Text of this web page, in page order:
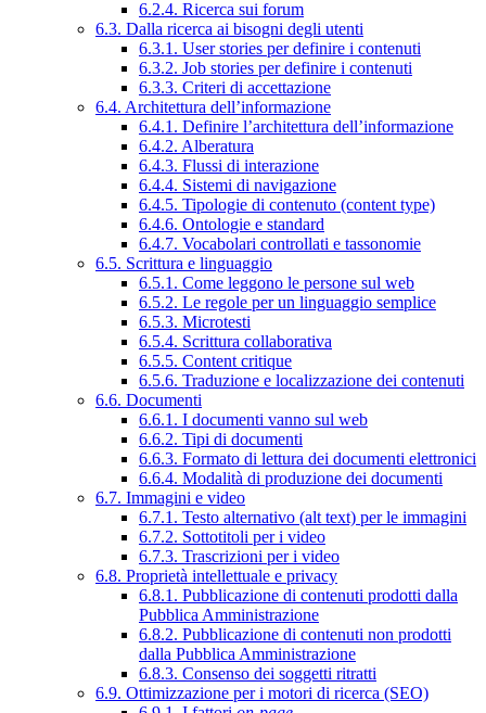
6.2.4. Ricerca sui forum
6.3. Dalla ricerca ai bisogni degli utenti
6.3.1. User stories per definire i contenuti
6.3.2. Job stories per definire i contenuti
6.3.3. Criteri di accettazione
6.4. Architettura dell’informazione
6.4.1. Definire l’architettura dell’informazione
6.4.2. Alberatura
6.4.3. Flussi di interazione
6.4.4. Sistemi di navigazione
6.4.5. Tipologie di contenuto (content type)
6.4.6. Ontologie e standard
6.4.7. Vocabolari controllati e tassonomie
6.5. Scrittura e linguaggio
6.5.1. Come leggono le persone sul web
6.5.2. Le regole per un linguaggio semplice
6.5.3. Microtesti
6.5.4. Scrittura collaborativa
6.5.5. Content critique
6.5.6. Traduzione e localizzazione dei contenuti
6.6. Documenti
6.6.1. I documenti vanno sul web
6.6.2. Tipi di documenti
6.6.3. Formato di lettura dei documenti elettronici
6.6.4. Modalità di produzione dei documenti
6.7. Immagini e video
6.7.1. Testo alternativo (alt text) per le immagini
6.7.2. Sottotitoli per i video
6.7.3. Trascrizioni per i video
6.8. Proprietà intellettuale e privacy
6.8.1. Pubblicazione di contenuti prodotti dalla
Pubblica Amministrazione
6.8.2. Pubblicazione di contenuti non prodotti
dalla Pubblica Amministrazione
6.8.3. Consenso dei soggetti ritratti
6.9. Ottimizzazione per i motori di ricerca (SEO)